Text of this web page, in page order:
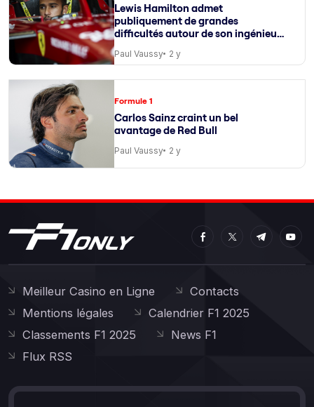
Lewis Hamilton admet
publiquement de grandes
difficultés autour de son ingénieur
Paul Vaussy 2 y
Formule 1
Carlos Sainz craint un bel
avantage de Red Bull
Paul Vaussy 2 y
Meilleur Casino en Ligne
Contacts
Mentions légales
Calendrier F1 2025
Classements F1 2025
News F1
Flux RSS